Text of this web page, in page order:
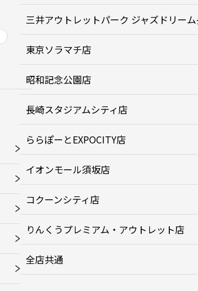
三井アウトレットパーク ジャズドリー
東京ソラマチ店
昭和記念公園店
長崎スタジアムシティ店
ららぽーとEXPOCITY店
イオンモール須坂店
コクーンシティ店
りんくうプレミアム・アウトレット店
全店共通